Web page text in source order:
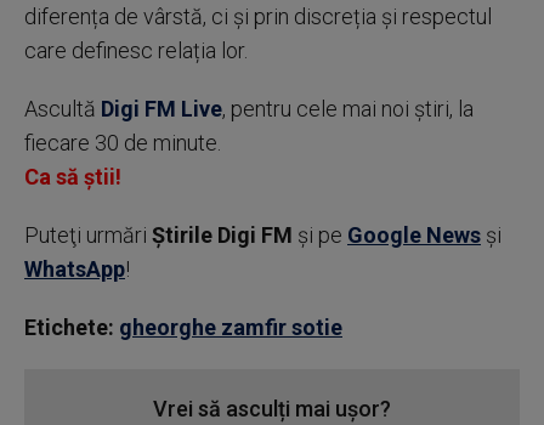
diferența de vârstă, ci și prin discreția și respectul
care definesc relația lor.
Ascultă Digi FM Live, pentru cele mai noi știri, la
fiecare 30 de minute.
Ca să știi!
Puteţi urmări Știrile Digi FM şi pe Google News şi
WhatsApp!
Etichete: gheorghe zamfir sotie
Vrei să asculți mai ușor?